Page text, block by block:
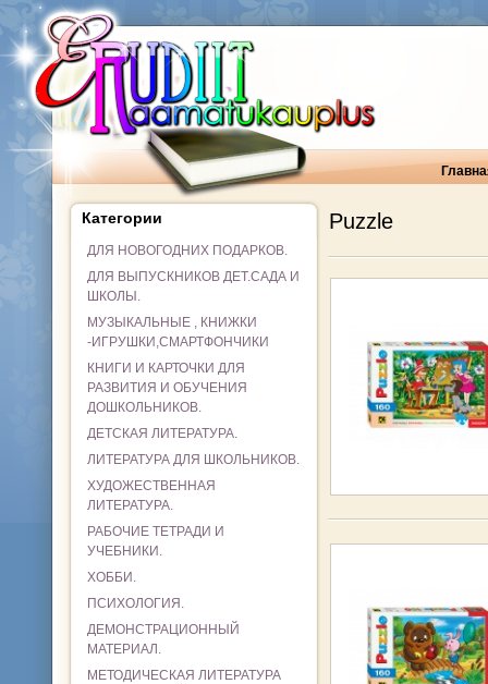
Категории
ДЛЯ НОВОГОДНИХ ПОДАРКОВ.
ДЛЯ ВЫПУСКНИКОВ ДЕТ.САДА И
ШКОЛЫ.
МУЗЫКАЛЬНЫЕ , КНИЖКИ
-ИГРУШКИ,СМАРТФОНЧИКИ
КНИГИ И КАРТОЧКИ ДЛЯ
РАЗВИТИЯ И ОБУЧЕНИЯ
ДОШКОЛЬНИКОВ.
ДЕТСКАЯ ЛИТЕРАТУРА.
ЛИТЕРАТУРА ДЛЯ ШКОЛЬНИКОВ.
ХУДОЖЕСТВЕННАЯ
ЛИТЕРАТУРА.
РАБОЧИЕ ТЕТРАДИ И
УЧЕБНИКИ.
ХОББИ.
ПСИХОЛОГИЯ.
ДЕМОНСТРАЦИОННЫЙ
МАТЕРИАЛ.
МЕТОДИЧЕСКАЯ ЛИТЕРАТУРА
Puzzle